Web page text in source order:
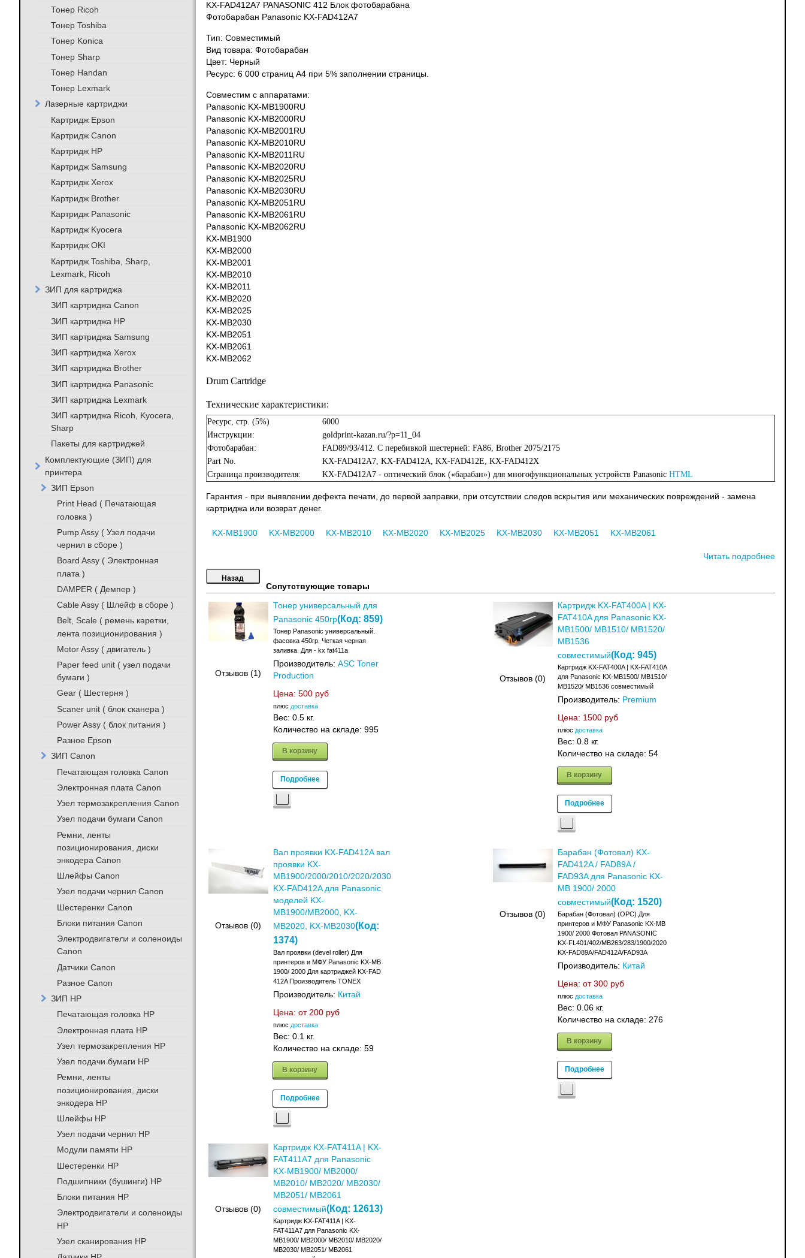
KX-FAD412A7 PANASONIC 412 Блок фотобарабана
Фотобарабан Panasonic KX-FAD412A7
Тип: Совместимый
Вид товара: Фотобарабан
Цвет: Черный
Ресурс: 6 000 страниц А4 при 5% заполнении страницы.
Совместим с аппаратами:
Panasonic KX-MB1900RU
Panasonic KX-MB2000RU
Panasonic KX-MB2001RU
Panasonic KX-MB2010RU
Panasonic KX-MB2011RU
Panasonic KX-MB2020RU
Panasonic KX-MB2025RU
Panasonic KX-MB2030RU
Panasonic KX-MB2051RU
Panasonic KX-MB2061RU
Panasonic KX-MB2062RU
KX-MB1900
KX-MB2000
KX-MB2001
KX-MB2010
KX-MB2011
KX-MB2020
KX-MB2025
KX-MB2030
KX-MB2051
KX-MB2061
KX-MB2062
Drum Cartridge
Технические характеристики:
Ресурс, стр. (5%)
6000
Инструкции:
goldprint-kazan.ru/?p=11_04
Фотобарабан:
FAD89/93/412. С перебивкой шестерней: FA86, Brother 2075/2175
Part No.
KX-FAD412A7, KX-FAD412A, KX-FAD412E, KX-FAD412X
Страница производителя:
KX-FAD412A7 - оптический блок («барабан») для многофункциональных устройств Panasonic HTML
Гарантия - при выявлении дефекта печати, до первой заправки, при отсутствии следов вскрытия или механических повреждений - замена
картриджа или возврат денег.
KX-MB1900 KX-MB2000 KX-MB2010 KX-MB2020 KX-MB2025 KX-MB2030 KX-MB2051 KX-MB2061
Читать подробнее
Сопутствующие товары
Отзывов (1)
Тонер универсальный для
Panasonic 450гр(Код: 859)
Тонер Panasonic универсальный.
фасовка 450гр. Четкая черная
заливка. Для - kx fat411a
Производитель: ASC Toner
Production
Цена: 500 руб
плюс доставка
Вес: 0.5 кг.
Количество на складе: 995
В корзину
Подробнее
Отзывов (0)
Картридж KX-FAT400A | KX-
FAT410A для Panasonic KX-
MB1500/ MB1510/ MB1520/
MB1536
совместимый(Код: 945)
Картридж KX-FAT400A | KX-FAT410A
для Panasonic KX-MB1500/ MB1510/
MB1520/ MB1536 совместимый
Производитель: Premium
Цена: 1500 руб
плюс доставка
Вес: 0.8 кг.
Количество на складе: 54
В корзину
Подробнее
Отзывов (0)
Вал проявки KX-FAD412A вал
проявки KX-
MB1900/2000/2010/2020/2030
KX-FAD412A для Panasonic
моделей KX-
MB1900/MB2000, KX-
MB2020, KX-MB2030(Код:
1374)
Вал проявки (devel roller) Для
принтеров и МФУ Panasonic KX-MB
1900/ 2000 Для картриджей KX-FAD
412A Производитель TONEX
Производитель: Китай
Цена: от 200 руб
плюс доставка
Вес: 0.1 кг.
Количество на складе: 59
В корзину
Подробнее
Отзывов (0)
Барабан (Фотовал) KX-
FAD412A / FAD89A /
FAD93A для Panasonic KX-
MB 1900/ 2000
совместимый(Код: 1520)
Барабан (Фотовал) (OPC) Для
принтеров и МФУ Panasonic KX-MB
1900/ 2000 Фотовал PANASONIC
KX-FL401/402/MB263/283/1900/2020
KX-FAD89A/FAD412A/FAD93A
Производитель: Китай
Цена: от 300 руб
плюс доставка
Вес: 0.06 кг.
Количество на складе: 276
В корзину
Подробнее
Отзывов (0)
Картридж KX-FAT411A | KX-
FAT411A7 для Panasonic
KX-MB1900/ MB2000/
MB2010/ MB2020/ MB2030/
MB2051/ MB2061
совместимый(Код: 12613)
Картридж KX-FAT411A | KX-
FAT411A7 для Panasonic KX-
MB1900/ MB2000/ MB2010/ MB2020/
MB2030/ MB2051/ MB2061
Тонер Ricoh
Тонер Toshiba
Тонер Konica
Тонер Sharp
Тонер Handan
Тонер Lexmark
Лазерные картриджи
Картридж Epson
Картридж Canon
Картридж HP
Картридж Samsung
Картридж Xerox
Картридж Brother
Картридж Panasonic
Картридж Kyocera
Картридж OKI
Картридж Toshiba, Sharp,
Lexmark, Ricoh
ЗИП для картриджа
ЗИП картриджа Canon
ЗИП картриджа HP
ЗИП картриджа Samsung
ЗИП картриджа Xerox
ЗИП картриджа Brother
ЗИП картриджа Panasonic
ЗИП картриджа Lexmark
ЗИП картриджа Ricoh, Kyocera,
Sharp
Пакеты для картриджей
Комплектующие (ЗИП) для
принтера
ЗИП Epson
Print Head ( Печатающая
головка )
Pump Assy ( Узел подачи
чернил в сборе )
Board Assy ( Электронная
плата )
DAMPER ( Демпер )
Cable Assy ( Шлейф в сборе )
Belt, Scale ( ремень каретки,
лента позиционирования )
Motor Assy ( двигатель )
Paper feed unit ( узел подачи
бумаги )
Gear ( Шестерня )
Scaner unit ( блок сканера )
Power Assy ( блок питания )
Разное Epson
ЗИП Canon
Печатающая головка Canon
Электронная плата Canon
Узел термозакрепления Canon
Узел подачи бумаги Canon
Ремни, ленты
позиционирования, диски
энкодера Canon
Шлейфы Canon
Узел подачи чернил Canon
Шестеренки Canon
Блоки питания Canon
Электродвигатели и соленоиды
Canon
Датчики Canon
Разное Canon
ЗИП HP
Печатающая головка HP
Электронная плата HP
Узел термозакрепления HP
Узел подачи бумаги HP
Ремни, ленты
позиционирования, диски
энкодера HP
Шлейфы HP
Узел подачи чернил HP
Модули памяти HP
Шестеренки HP
Подшипники (бушинги) HP
Блоки питания HP
Электродвигатели и соленоиды
HP
Узел сканирования HP